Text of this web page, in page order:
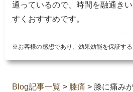
通っているので、時間を融通き
すくおすすめです。
※お客様の感想であり、効果効能を保証する
Blog記事一覧 > 膝痛 > 膝に痛み